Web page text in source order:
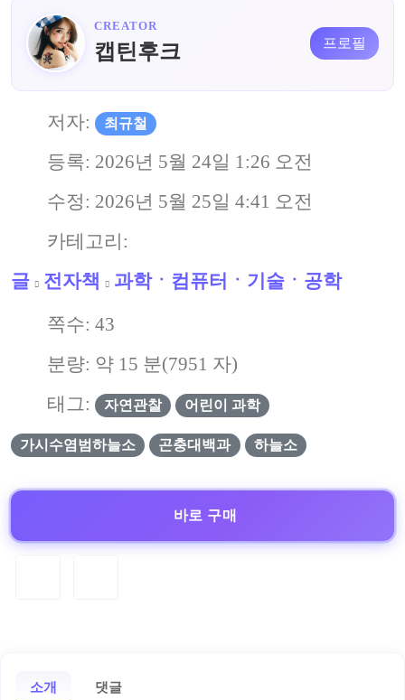
CREATOR
캡틴후크 프로필
저자: 최규철
등록: 2026년 5월 24일 1:26 오전
수정: 2026년 5월 25일 4:41 오전
카테고리:
글
전자책 과학ㆍ컴퓨터ㆍ기술ㆍ공학
쪽수: 43
분량: 약 15 분(7951 자)
태그:
자연관찰 어린이 과학
가시수염범하늘소 곤충대백과 하늘소
바로 구매
소개 댓글